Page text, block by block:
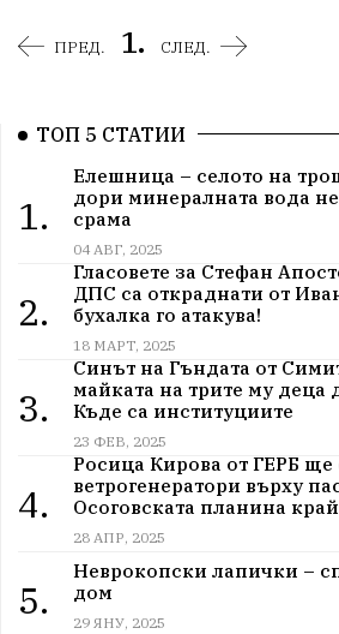
ПРЕД. 1. СЛЕД.
ТОП 5 СТАТИИ
1.
Елешница – селото на
дори минералната вода
срама
04 АВГ, 2025
2.
Гласовете за Стефан
ДПС са откраднати от
бухалка го атакува!
18 МАРТ, 2025
3.
Синът на Гъндата от
майката на трите му деца
Къде са институциите
23 ФЕВ, 2025
4.
Росица Кирова от ГЕРБ ще
ветрогенератори върху
Осоговската планина
28 АПР, 2025
5.
Неврокопски лапички –
дом
29 ЯНУ, 2025